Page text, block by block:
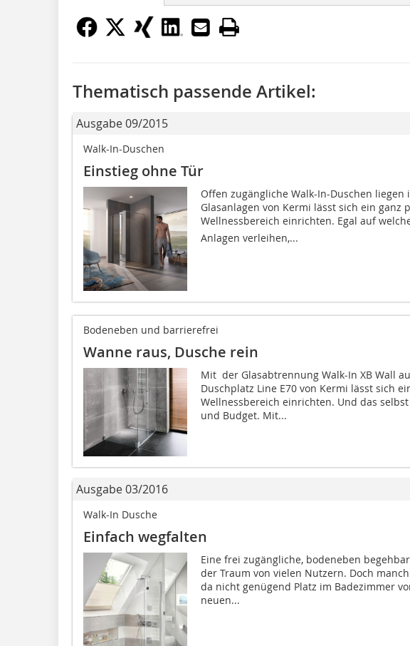
Thematisch passende Artikel:
Ausgabe 09/2015
Walk-In-Duschen
Einstieg ohne Tür
Offen zugängliche Walk-In-Duschen liegen
Glasanlagen von Kermi lässt sich ein ganz
Wellnessbereich einrichten. Egal auf
Anlagen verleihen,...
Bodeneben und barrierefrei
Wanne raus, Dusche rein
Mit der Glasabtrennung Walk-In XB Wall
Duschplatz Line E70 von Kermi lässt sich
Wellnessbereich einrichten. Und das
und Budget. Mit...
Ausgabe 03/2016
Walk-In Dusche
Einfach wegfalten
Eine frei zugängliche, bodeneben
der Traum von vielen Nutzern. Doch
da nicht genügend Platz im Badezimmer
neuen...